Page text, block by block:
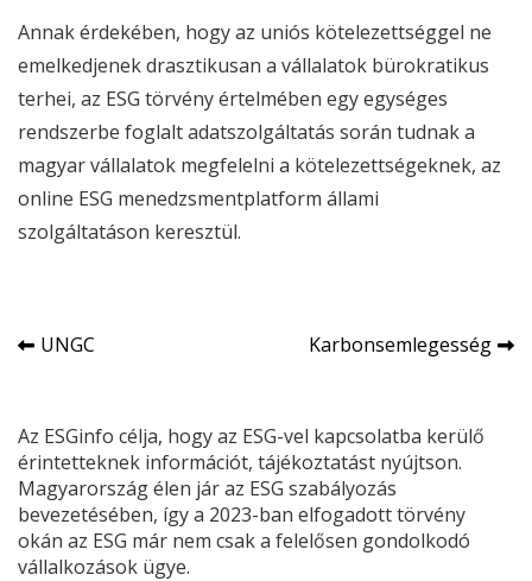
Annak érdekében, hogy az uniós kötelezettséggel ne
emelkedjenek drasztikusan a vállalatok bürokratikus
terhei, az ESG törvény értelmében egy egységes
rendszerbe foglalt adatszolgáltatás során tudnak a
magyar vállalatok megfelelni a kötelezettségeknek, az
online ESG menedzsmentplatform állami
szolgáltatáson keresztül.
Bejegyzés
UNGC Karbonsemlegesség
Az ESGinfo célja, hogy az ESG-vel kapcsolatba kerülő
érintetteknek információt, tájékoztatást nyújtson.
Magyarország élen jár az ESG szabályozás
bevezetésében, így a 2023-ban elfogadott törvény
okán az ESG már nem csak a felelősen gondolkodó
vállalkozások ügye.